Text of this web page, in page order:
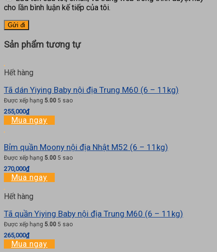
cho lần bình luận kế tiếp của tôi.
Sản phẩm tương tự
Hết hàng
Tã dán Yiying Baby nội địa Trung M60 (6 – 11kg)
Được xếp hạng 5.00 5 sao
255,000₫
Mua ngay
Bỉm quần Moony nội địa Nhật M52 (6 – 11kg)
Được xếp hạng 5.00 5 sao
270,000₫
Mua ngay
Hết hàng
Tã quần Yiying Baby nội địa Trung M60 (6 – 11kg)
Được xếp hạng 5.00 5 sao
265,000₫
Mua ngay